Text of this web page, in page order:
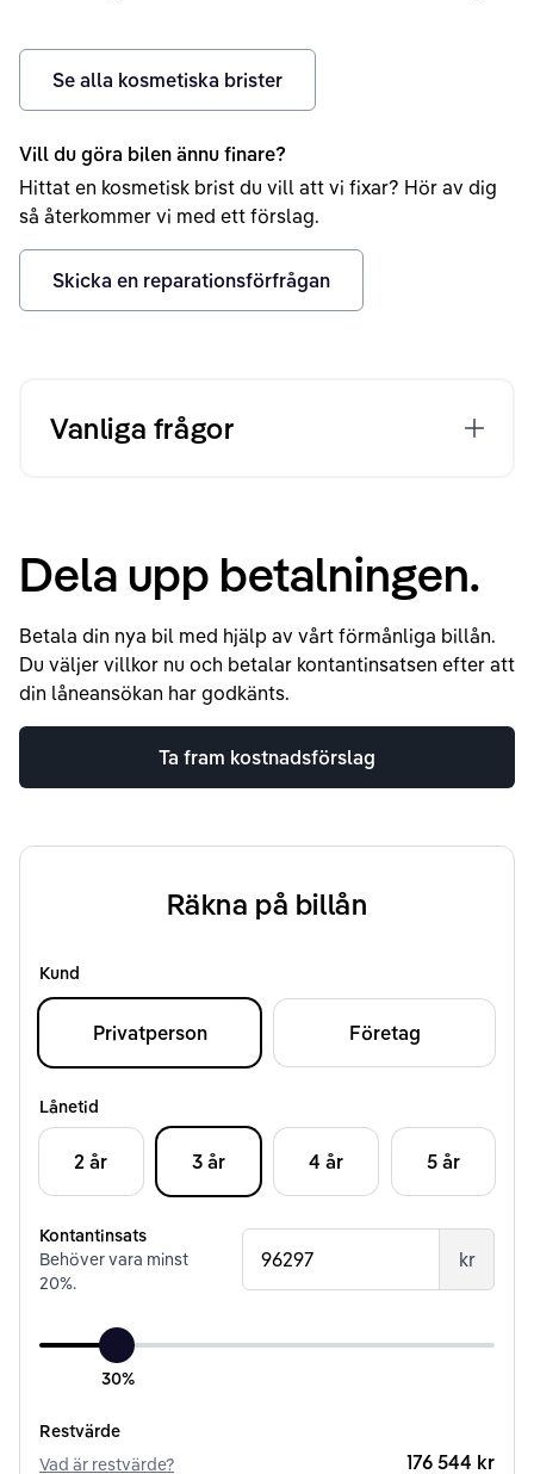
Se alla kosmetiska brister
Vill du göra bilen ännu finare?
Hittat en kosmetisk brist du vill att vi fixar? Hör av dig
så återkommer vi med ett förslag.
Skicka en reparationsförfrågan
Vanliga frågor
Dela upp betalningen.
Betala din nya bil med hjälp av vårt förmånliga billån.
Du väljer villkor nu och betalar kontantinsatsen efter att
din låneansökan har godkänts.
Ta fram kostnadsförslag
Räkna på billån
Kund
Privatperson Företag
Lånetid
2 år 3 år 4 år 5 år
Kontantinsats
Behöver vara minst
20%.
kr
30%
Restvärde
Vad är restvärde?
176 544 kr